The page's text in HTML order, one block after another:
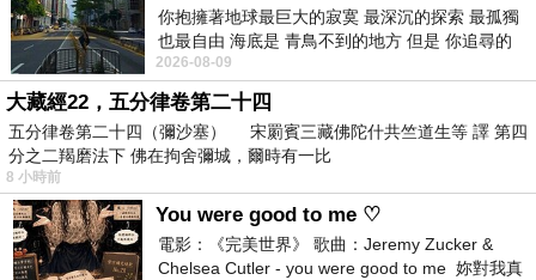
地板上刻出64卦象，
這張照片就能看到「易有太極，是生兩儀。兩儀
生四象，四象生八卦......」
解釋一下：
天下是太極，太極分陰陽，陰陽是兩儀 ，兩兩組
你抱擁著地球最巨大的寂寞 最深沉的探索 最孤獨
也最自由 海底是 青鳥不到的地方 但是 你追尋的
幸福 可以比珍珠更
2026-08-09
大藏經22，五分律卷第二十四
五分律卷第二十四（彌沙塞） 宋罽賓三藏佛陀什共竺道生等 譯 第四
分之二羯磨法下 佛在拘舍彌城，爾時有一比
8 小時前
You were good to me ♡
電影：《完美世界》 歌曲：Jeremy Zucker &
Chelsea Cutler - you were good to me 妳對我真